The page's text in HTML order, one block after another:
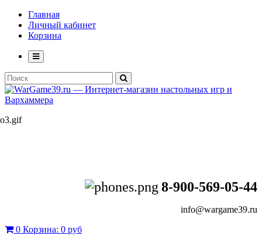
Главная
Личный кабинет
Корзина
8-900-569-05-44
info@wargame39.ru
0 Корзина: 0 руб